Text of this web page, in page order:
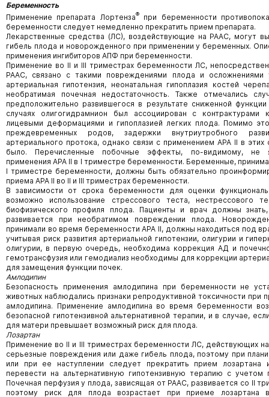
Беременность
Применение препарата Лортенза®при беременности
беременности следует немедленно прекратить прием препарата.
Лекарственные средства (ЛС), воздействующие на РААС, могут
гибель плода и новорожденного при применении у беременных.
применения ингибиторов АПФ при беременности.
Применение во II и III триместрах беременности ЛС,
РААС, связано с такими повреждениями плода и осложнениями
артериальная гипотензия, неонатальная гипоплазия костей
необратимая почечная недостаточность. Также отмечались
предположительно развившегося в результате сниженной
случаях олигогидрамнион был ассоциирован с контрактурами
лицевыми деформациями и гипоплазией легких плода. Помимо
преждевременных родов, задержки внутриутробного
артериального протока, однако связи с применением АРА II в этих
было. Перечисленные побочные эффекты, по-видимому, не
применения АРА II в I триместре беременности. Беременные,
I триместре беременности, должны быть обязательно
приема АРА II во II и III триместрах беременности.
В зависимости от срока беременности для оценки
возможно использование стрессового теста, нестрессового
биофизического профиля плода. Пациенты и врач должны
развивается при необратимом повреждении плода.
принимали во время беременности АРА II, должны находиться под
учитывая риск развития артериальной гипотензии, олигурии и
олигурии, в первую очередь, необходима коррекция АД и
гемотрансфузия или гемодиализ необходимы для коррекции
для замещения функции почек.
Амлодипин
Безопасность применения амлодипина при беременности не
животных наблюдались признаки репродуктивной токсичности при
амлодипина. Применение амлодипина во время беременности
безопасной гипотензивной альтернативной терапии, и в случае,
для матери превышает возможный риск для плода.
Лозартан
Применение во II и III триместрах беременности ЛС, действующих
серьезные повреждения или даже гибель плода, поэтому при
или при ее наступлении следует прекратить прием лозартана
перевести на альтернативную гипотензивную терапию с учетом
Почечная перфузия у плода, зависящая от РААС, развивается со II
поэтому риск для плода возрастает при приеме лозартана